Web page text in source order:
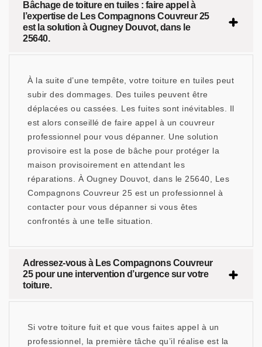
Bâchage de toiture en tuiles : faire appel à
l’expertise de Les Compagnons Couvreur 25
est la solution à Ougney Douvot, dans le
25640.
À la suite d’une tempête, votre toiture en tuiles peut
subir des dommages. Des tuiles peuvent être
déplacées ou cassées. Les fuites sont inévitables. Il
est alors conseillé de faire appel à un couvreur
professionnel pour vous dépanner. Une solution
provisoire est la pose de bâche pour protéger la
maison provisoirement en attendant les
réparations. À Ougney Douvot, dans le 25640, Les
Compagnons Couvreur 25 est un professionnel à
contacter pour vous dépanner si vous êtes
confrontés à une telle situation.
Adressez-vous à Les Compagnons Couvreur
25 pour une intervention d’urgence sur votre
toiture.
Si votre toiture fuit et que vous faites appel à un
professionnel, la première tâche qu’il réalise est la